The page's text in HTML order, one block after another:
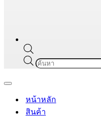
Products
search
Navigation
หน้าหลัก
สินค้า